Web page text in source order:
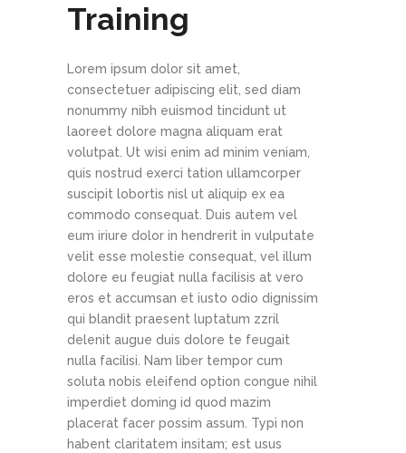
Training
Lorem ipsum dolor sit amet,
consectetuer adipiscing elit, sed diam
nonummy nibh euismod tincidunt ut
laoreet dolore magna aliquam erat
volutpat. Ut wisi enim ad minim veniam,
quis nostrud exerci tation ullamcorper
suscipit lobortis nisl ut aliquip ex ea
commodo consequat. Duis autem vel
eum iriure dolor in hendrerit in vulputate
velit esse molestie consequat, vel illum
dolore eu feugiat nulla facilisis at vero
eros et accumsan et iusto odio dignissim
qui blandit praesent luptatum zzril
delenit augue duis dolore te feugait
nulla facilisi. Nam liber tempor cum
soluta nobis eleifend option congue nihil
imperdiet doming id quod mazim
placerat facer possim assum. Typi non
habent claritatem insitam; est usus